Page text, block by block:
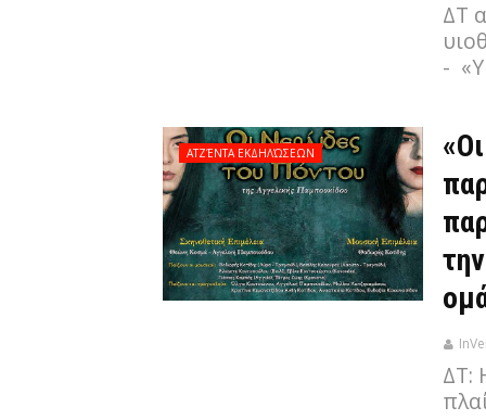
ΔΤ
-
ΑΤΖΈΝΤΑ ΕΚΔΗΛΏΣΕΩΝ
ΔΤ: